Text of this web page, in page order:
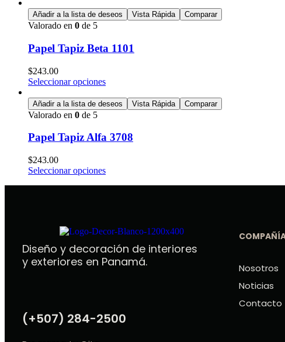
Añadir a la lista de deseos Vista Rápida Comparar
Valorado en 0 de 5
Papel Tapiz Beta 1101
$243.00
Seleccionar opciones
Añadir a la lista de deseos Vista Rápida Comparar
Valorado en 0 de 5
Papel Tapiz Alfa 3708
$243.00
Seleccionar opciones
Diseño y decoración de interiores
y exteriores en Panamá.
(+507) 284-2500
Nosotros
Noticias
Contacto